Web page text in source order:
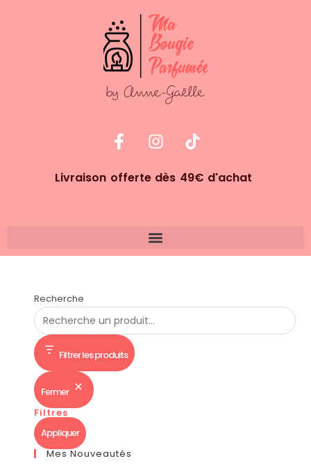
Livraison offerte dès 49€ d'achat
Recherche
Filtrer les produits
Fermer
Filtres
Appliquer
Mes Nouveautés